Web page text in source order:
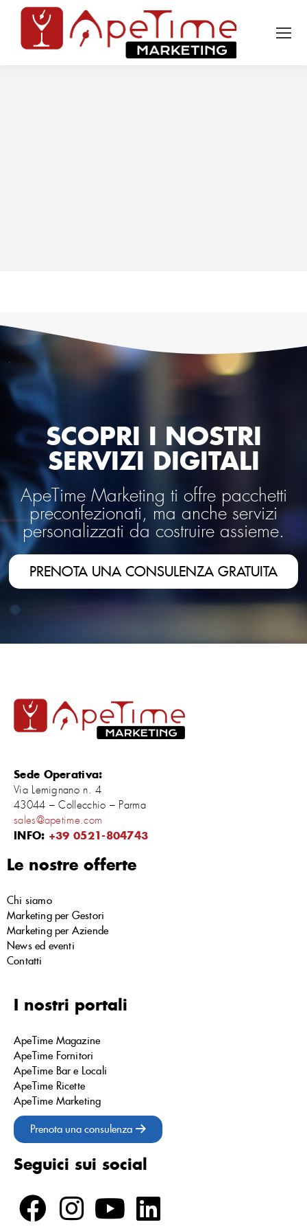
SCOPRI I NOSTRI
SERVIZI DIGITALI
ApeTime Marketing ti offre pacchetti
preconfezionati, ma anche servizi
personalizzati da costruire assieme.
PRENOTA UNA CONSULENZA GRATUITA
Sede Operativa:
Via Lemignano n. 4
43044 – Collecchio – Parma
sales@apetime.com
INFO: +39 0521-804743
Le nostre offerte
Chi siamo
Marketing per Gestori
Marketing per Aziende
News ed eventi
Contatti
I nostri portali
ApeTime Magazine
ApeTime Fornitori
ApeTime Bar e Locali
ApeTime Ricette
ApeTime Marketing
Prenota una consulenza
Seguici sui social